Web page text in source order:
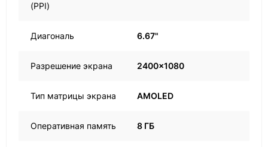
(PPI)
Диагональ 6.67"
Разрешение экрана 2400x1080
Тип матрицы экрана AMOLED
Оперативная память 8 ГБ